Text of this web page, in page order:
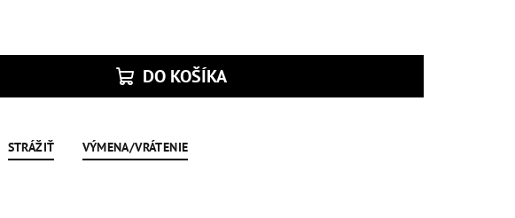
DO KOŠÍKA
STRÁŽIŤ VÝMENA/VRÁTENIE